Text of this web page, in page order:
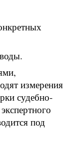
измерения
судебно-
под